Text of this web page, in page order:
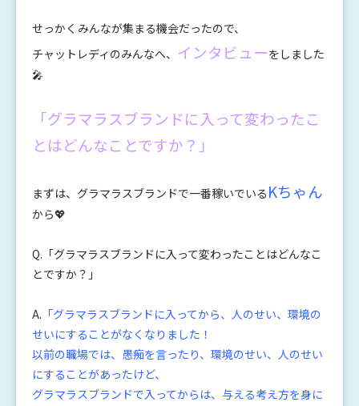
せっかくみんなが集まる機会だったので、
チャットレディのみんなへ、 インタビューをしました
🎤
「グラマラスブランドに入って変わったこ
とはどんなことですか？」
まずは、グラマラスブランドで一番稼いでいる Kちゃん
から💖
Q.「グラマラスブランドに入って変わったことはどんなこ
とですか？」
A. 「グラマラスブランドに入ってから、人のせい、環境の
せいにすることがなくなりました！
以前の職場では、愚痴を言ったり、環境のせい、人のせい
にすることがあったけど、
グラマラスブランドで入ってからは、与える考え方を身に